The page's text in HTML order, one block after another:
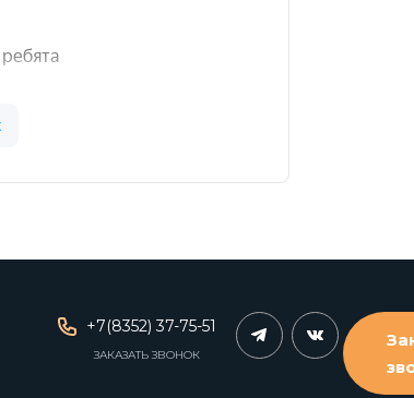
+7(8352) 37-75-51
ЗАКАЗАТЬ ЗВОНОК